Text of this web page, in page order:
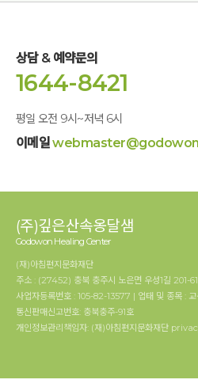
상담 & 예약문의
1644-8421
평일 오전 9시~저녁 6시
이메일
(주)깊은산속옹달샘
Godowon Healing Center
(재)아침편지문화재단
주소 : (27452) 충북 충주시 노은면 우성1길 201-
사업자등록번호 : 105-82-13577 | 업태 및 종목 :
통신판매신고번호: 충북충주-91호
개인정보관리책임자: (재)아침편지문화재단